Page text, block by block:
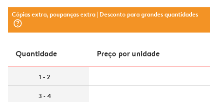
Cópias extra, poupanças extra| Desconto para grandes quantidades
question_mark_circle
Quantidade Preço por unidade
1 - 2
3 - 4